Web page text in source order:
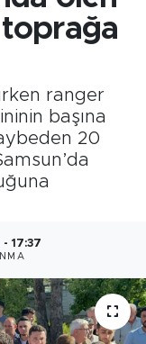
ranger
başına
20
17:37